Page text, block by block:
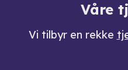
Våre
Vi tilbyr en rekke